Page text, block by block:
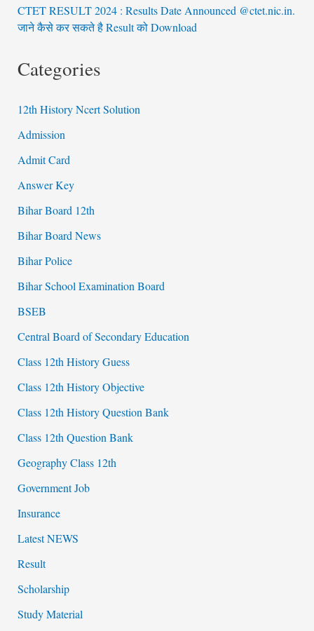
CTET RESULT 2024 : Results Date Announced @ctet.nic.in.
जाने कैसे कर सकते है Result को Download
Categories
12th History Ncert Solution
Admission
Admit Card
Answer Key
Bihar Board 12th
Bihar Board News
Bihar Police
Bihar School Examination Board
BSEB
Central Board of Secondary Education
Class 12th History Guess
Class 12th History Objective
Class 12th History Question Bank
Class 12th Question Bank
Geography Class 12th
Government Job
Insurance
Latest NEWS
Result
Scholarship
Study Material